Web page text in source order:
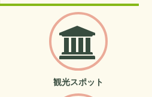
観光スポット